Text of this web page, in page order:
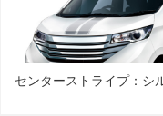
センターストライプ：シ